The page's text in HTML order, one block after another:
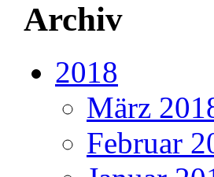
Archiv
2018
März
Februar